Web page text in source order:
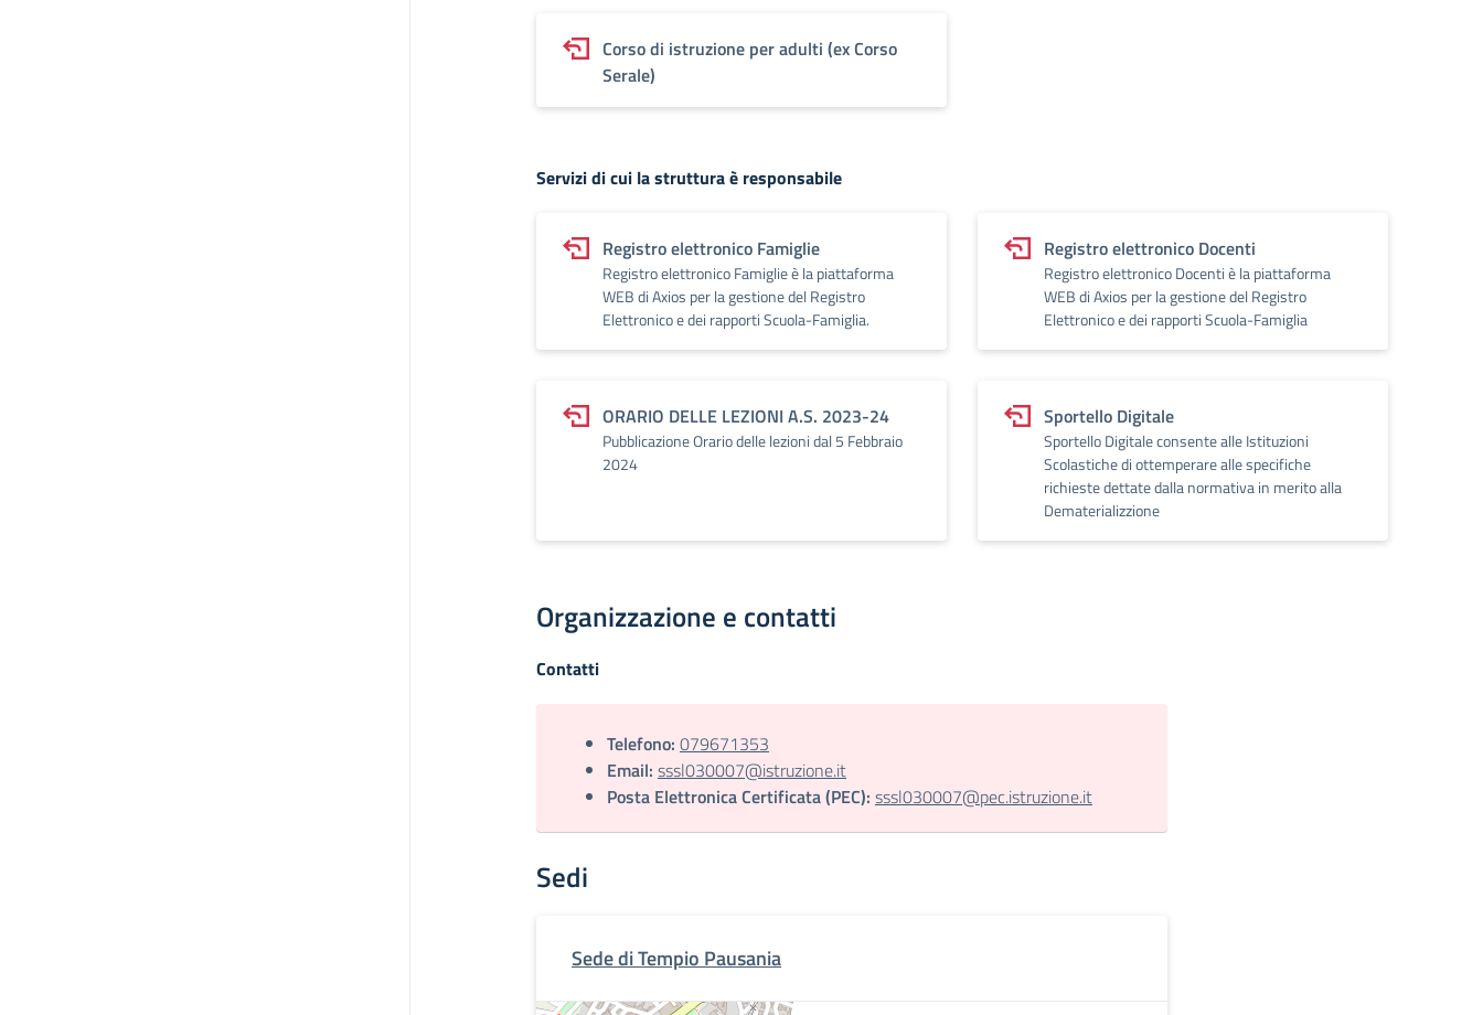
Corso di istruzione per adulti (ex Corso
Serale)
Servizi di cui la struttura è responsabile
Registro elettronico Famiglie
Registro elettronico Famiglie è la piattaforma
WEB di Axios per la gestione del Registro
Elettronico e dei rapporti Scuola-Famiglia.
Registro elettronico Docenti
Registro elettronico Docenti è la piattaforma
WEB di Axios per la gestione del Registro
Elettronico e dei rapporti Scuola-Famiglia
ORARIO DELLE LEZIONI A.S. 2023-24
Pubblicazione Orario delle lezioni dal 5 Febbraio
2024
Sportello Digitale
Sportello Digitale consente alle Istituzioni
Scolastiche di ottemperare alle specifiche
richieste dettate dalla normativa in merito alla
Dematerializzione
Organizzazione e contatti
Contatti
Telefono: 079671353
Email: sssl030007@istruzione.it
Posta Elettronica Certificata (PEC): sssl030007@pec.istruzione.it
Sedi
Sede di Tempio Pausania